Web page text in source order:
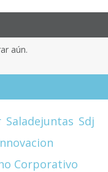
aún.
Saladejuntas Sdj
Corporativo